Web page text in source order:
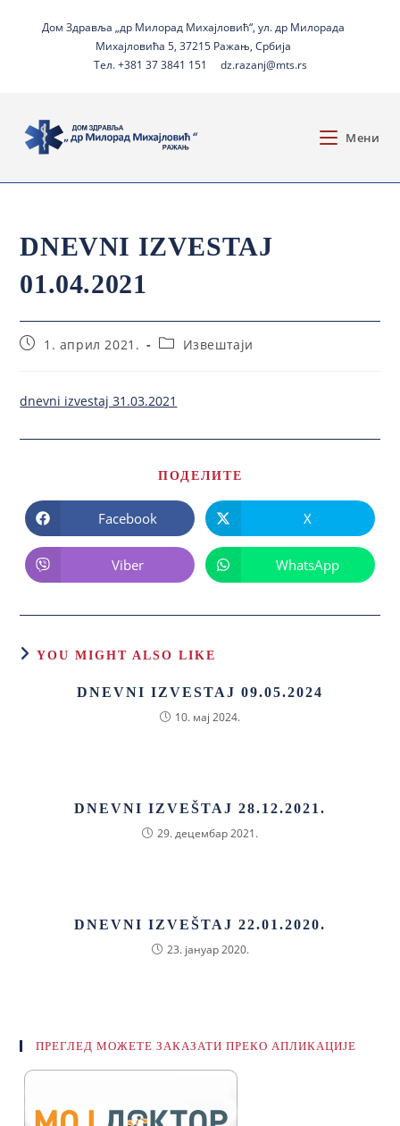
Дом Здравља „др Милорад Михајловић“, ул. др Милорада
Михајловића 5, 37215 Ражањ, Србија
Тел. +381 37 3841 151
dz.razanj@mts.rs
Мени
DNEVNI IZVESTAJ
01.04.2021
1. април 2021. Извештаји
dnevni izvestaj 31.03.2021
ПОДЕЛИТЕ
Facebook X
Viber WhatsApp
YOU MIGHT ALSO LIKE
DNEVNI IZVESTAJ 09.05.2024
10. мај 2024.
DNEVNI IZVEŠTAJ 28.12.2021.
29. децембар 2021.
DNEVNI IZVEŠTAJ 22.01.2020.
23. јануар 2020.
ПРЕГЛЕД МОЖЕТЕ ЗАКАЗАТИ ПРЕКО АПЛИКАЦИЈЕ